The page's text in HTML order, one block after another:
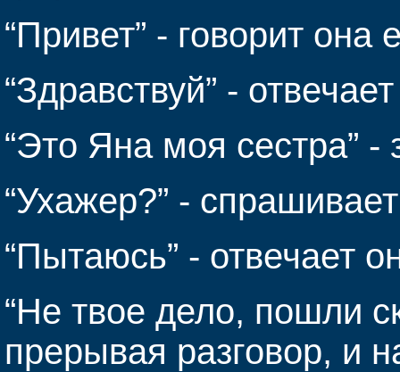
“Привет” - говорит она
“Здравствуй” -
“Это Яна моя сестра” -
“Ухажер?” -
“Пытаюсь” - отвечает
“Не твое дело, пошли
прерывая разговор, и